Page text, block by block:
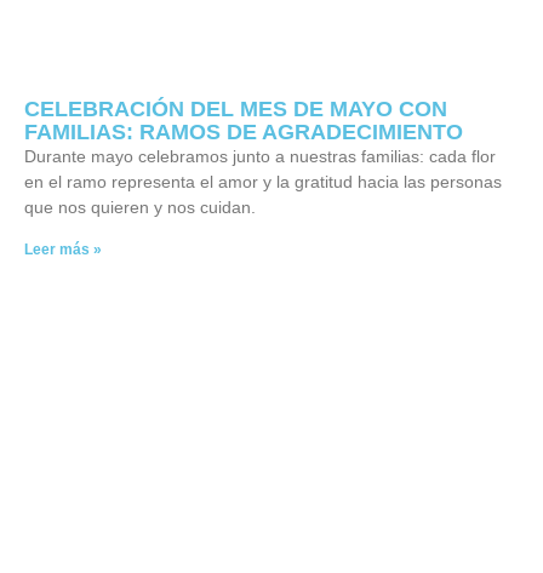
CELEBRACIÓN DEL MES DE MAYO CON
FAMILIAS: RAMOS DE AGRADECIMIENTO
Durante mayo celebramos junto a nuestras familias: cada flor
en el ramo representa el amor y la gratitud hacia las personas
que nos quieren y nos cuidan.
Leer más »